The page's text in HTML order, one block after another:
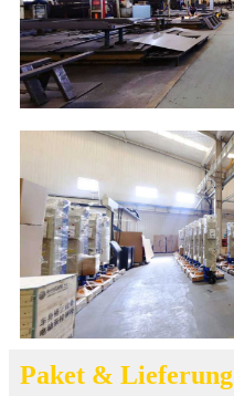
Paket & Lieferung